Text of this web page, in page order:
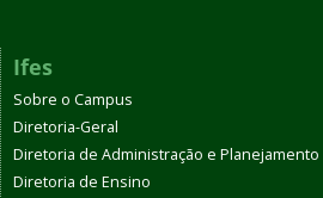
Ifes
Sobre o Campus
Diretoria-Geral
Diretoria de Administração e Planejamento
Diretoria de Ensino